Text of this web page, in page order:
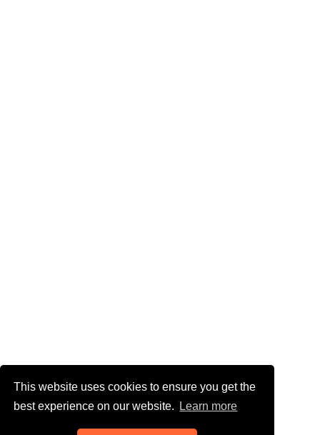
This website uses cookies to ensure you get the
best experience on our website.
Learn more